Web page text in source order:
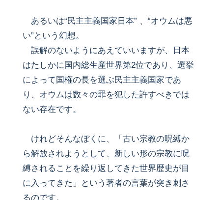
あるいは“民主主義国家日本” 、“オウムは悪
い”という幻想。
誤解のないようにあえていいますが、日本
はたしかに国内総生産世界第2位であり、選挙
によって国権の長を選ぶ民主主義国家であ
り、オウムは数々の罪を犯した許すべきでは
ない存在です。
けれどそんなぼくに、「古い宗教の呪縛か
ら解放されようとして、新しい形の宗教に呪
縛されることを繰り返してきた世界歴史が目
に入ってきた」という著者の言葉が突き刺さ
るのです。